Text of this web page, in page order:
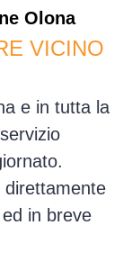
Olona
VICINO
e in tutta la
direttamente
in breve